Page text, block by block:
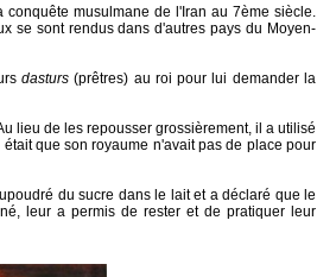
conquête musulmane de l'Iran au 7ème siècle.
se sont rendus dans d'autres pays du Moyen-
dasturs (prêtres) au roi pour lui demander la
lieu de les repousser grossièrement, il a utilisé
que son royaume n'avait pas de place pour
du sucre dans le lait et a déclaré que le
leur a permis de rester et de pratiquer leur